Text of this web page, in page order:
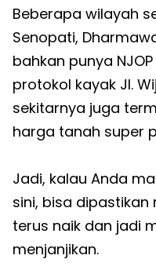
Beberapa wilayah
Senopati,
bahkan punya
protokol kayak Jl.
sekitarnya juga
harga tanah super
Jadi, kalau Anda
sini, bisa dipastikan
terus naik dan jadi
menjanjikan.